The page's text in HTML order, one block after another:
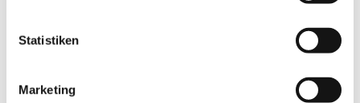
Statistiken
Marketing